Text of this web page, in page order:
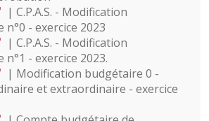
| C.P.A.S. - Modification
n°0 - exercice 2023
| C.P.A.S. - Modification
- exercice 2023.
| Modification budgétaire 0 -
et extraordinaire - exercice